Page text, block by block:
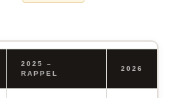
2025 –
RAPPEL
2026